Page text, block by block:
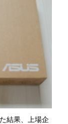
結果、上場企